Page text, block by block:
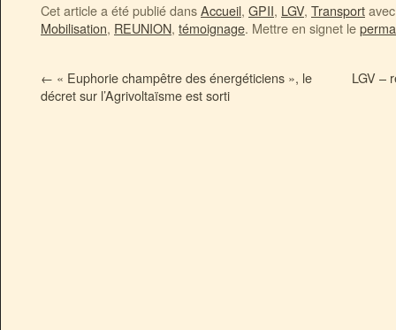
Cet article a été publié dansAccueil, GPII, LGV, Transport
Mobilisation, REUNION, témoignage. Mettre en signet le
← « Euphorie champêtre des énergéticiens », le
décret sur l’Agrivoltaïsme est sorti
LGV –